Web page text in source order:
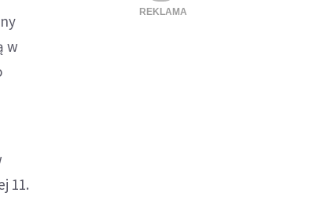
w
11.